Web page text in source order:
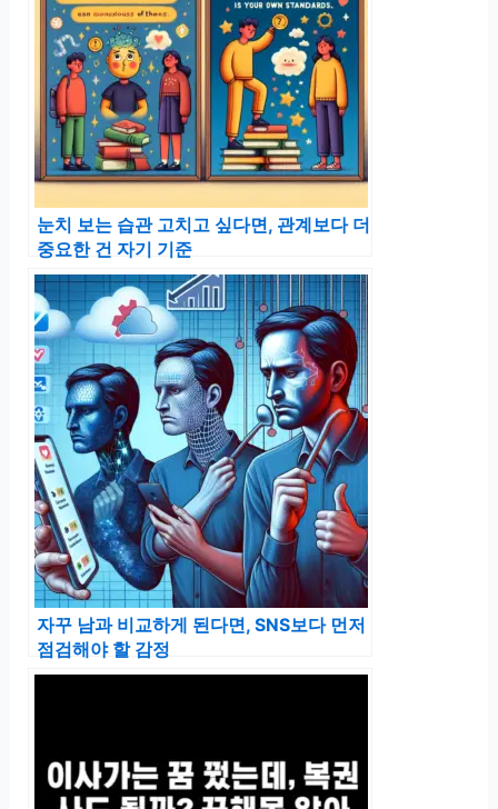
눈치 보는 습관 고치고 싶다면, 관계보다 더
중요한 건 자기 기준
자꾸 남과 비교하게 된다면, SNS보다 먼저
점검해야 할 감정